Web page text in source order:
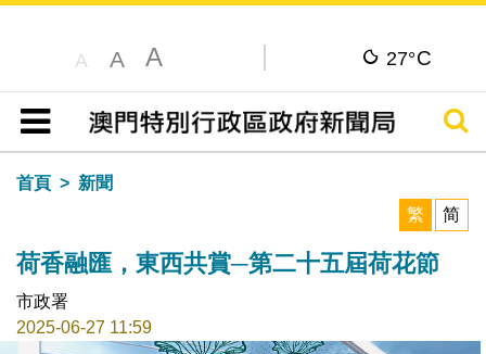
A A A 27°C
目錄
搜尋
首頁
新聞
繁
简
荷香融匯，東西共賞─第二十五屆荷花節
市政署
2025-06-27 11:59